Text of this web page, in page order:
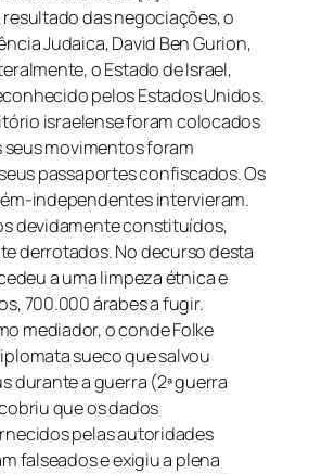
das negociações, o
Judaica, David Ben Gurion,
o Estado de Israel,
pelos Estados Unidos.
israelense foram colocados
seus movimentos foram
passaportes confiscados. Os
independentes intervieram.
devidamente constituídos,
derrotados. No decurso desta
a uma limpeza étnica e
700.000 árabes a fugir.
mediador, o conde Folke
sueco que salvou
durante a guerra (2ª guerra
que os dados
pelas autoridades
falseados e exigiu a plena